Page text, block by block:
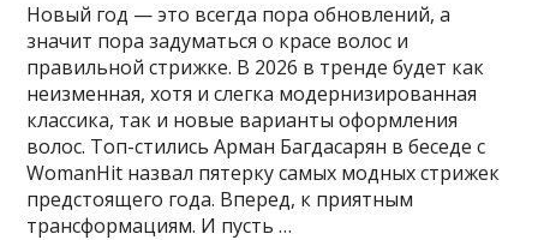
Новый год — это всегда пора обновлений, а
значит пора задуматься о красе волос и
правильной стрижке. В 2026 в тренде будет как
неизменная, хотя и слегка модернизированная
классика, так и новые варианты оформления
волос. Топ-стились Арман Багдасарян в беседе с
WomanHit назвал пятерку самых модных стрижек
предстоящего года. Вперед, к приятным
трансформациям. И пусть …